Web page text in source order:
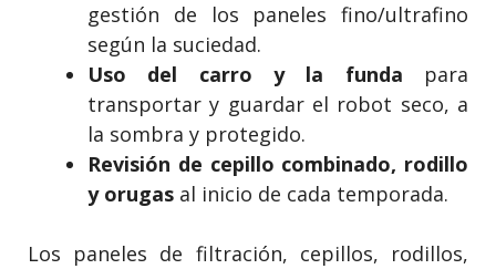
gestión de los paneles fino/ultrafino
según la suciedad.
Uso del carro y la funda para
transportar y guardar el robot seco, a
la sombra y protegido.
Revisión de cepillo combinado, rodillo
y orugas al inicio de cada temporada.
Los paneles de filtración, cepillos, rodillos,